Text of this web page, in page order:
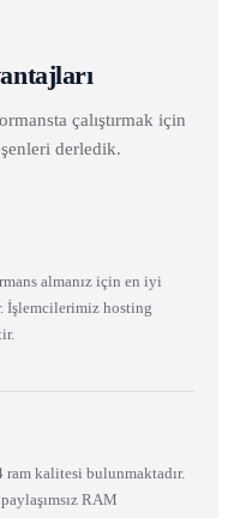
çalıştırmak için
derledik.
almanız için en iyi
İşlemcilerimiz hosting
kalitesi bulunmaktadır.
RAM